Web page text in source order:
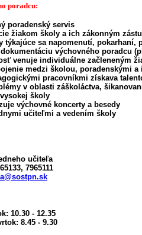
poradcu:
poradenský servis
žiakom školy a ich zákonným
týkajúce sa napomenutí, pokarhaní,
dokumentáciu výchovného poradcu
venuje individuálne začleneným
medzi školou, poradenskými
pracovníkmi získava
v oblasti záškoláctva,
školy
výchovné koncerty a besedy
učiteľmi a vedením školy
učiteľa
7965111
10.30 - 12.35
8.45 - 9.30